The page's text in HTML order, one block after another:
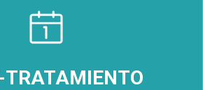
TRATAMIENTO